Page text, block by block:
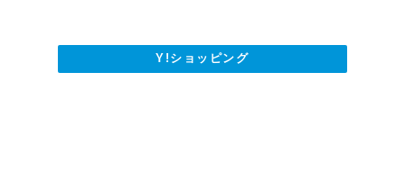
Y!ショッピング